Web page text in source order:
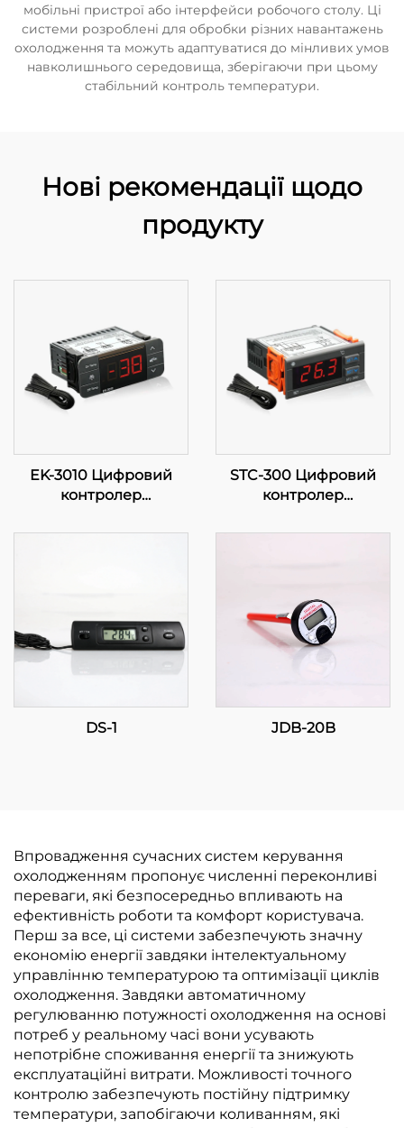
мобільні пристрої або інтерфейси робочого столу. Ці
системи розроблені для обробки різних навантажень
охолодження та можуть адаптуватися до мінливих умов
навколишнього середовища, зберігаючи при цьому
стабільний контроль температури.
Нові рекомендації щодо
продукту
EK-3010 Цифровий
контролер
у ваших руках
STC-300 Цифровий
контролер
та функціональність
DS-1 JDB-20B
Впровадження сучасних систем керування
охолодженням пропонує численні переконливі
переваги, які безпосередньо впливають на
ефективність роботи та комфорт користувача.
Перш за все, ці системи забезпечують значну
економію енергії завдяки інтелектуальному
управлінню температурою та оптимізації циклів
охолодження. Завдяки автоматичному
регулюванню потужності охолодження на основі
потреб у реальному часі вони усувають
непотрібне споживання енергії та знижують
експлуатаційні витрати. Можливості точного
контролю забезпечують постійну підтримку
температури, запобігаючи коливанням, які